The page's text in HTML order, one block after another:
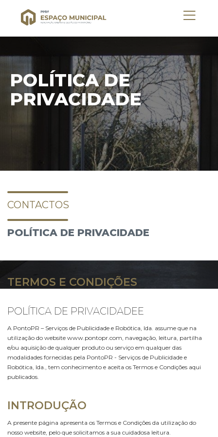
POLÍTICA DE
PRIVACIDADE
CONTACTOS
POLÍTICA DE PRIVACIDADE
TERMOS E CONDIÇÕES
POLÍTICA DE PRIVACIDADEE
A PontoPR – Serviços de Publicidade e Robótica, lda. assume que na
utilização do website www.pontopr.com, navegação, leitura, partilha
e/ou aquisição de qualquer produto ou serviço em qualquer das
modalidades fornecidas pela PontoPR - Serviços de Publicidade e
Robótica, lda., tem conhecimento e aceita os Termos e Condições aqui
publicados.
INTRODUÇÃO
A presente página apresenta os Termos e Condições da utilização do
nosso website, pelo que solicitamos a sua cuidadosa leitura.